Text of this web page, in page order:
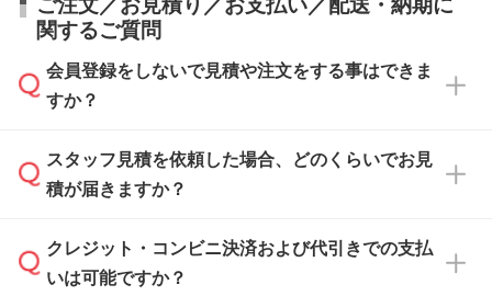
関するご質問
会員登録をしないで見積や注文をする事はできま
すか？
可能です。見積・注文フォームにて『ゲストの
まま進む』ボタンからお進みのうえ、ご依頼く
スタッフ見積を依頼した場合、どのくらいでお見
積が届きますか？
通常、翌営業日までにお送りしております。混
雑状況によっては、お時間をいただくこともご
クレジット・コンビニ決済および代引きでの支払
いは可能ですか？